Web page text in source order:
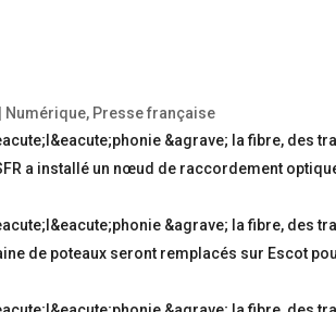
Numérique, Presse française
a installé un nœud de raccordement
de poteaux seront remplacés sur Escot